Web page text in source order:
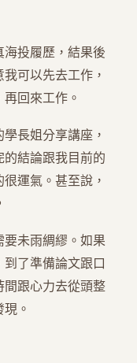
投履歷，結果後
可以先去工作，
回來工作。
長姐分享講座，
結論跟我目前的
運氣。甚至說，
未雨綢繆。如果
了準備論文跟口
間跟心力去從頭整
。